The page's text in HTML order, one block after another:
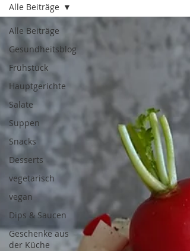
Alle Beiträge
Gesundheitsblog
Frühstück
Hauptgerichte
Salate
Suppen
Snacks
Desserts
vegetarisch
vegan
Dips & Saucen
Geschenke aus
der Küche
Alle Beiträge